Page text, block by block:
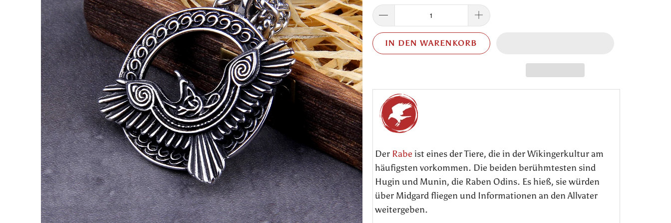
IN DEN WARENKORB
Der Rabe ist eines der Tiere, die in der Wikingerkultur am
häufigsten vorkommen. Die beiden berühmtesten sind
Hugin und Munin, die Raben Odins. Es hieß, sie würden
über Midgard fliegen und Informationen an den Allvater
weitergeben.